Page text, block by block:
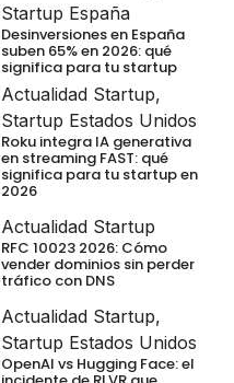
Startup España
Desinversiones en España
suben 65% en 2026: qué
significa para tu startup
Actualidad Startup,
Startup Estados Unidos
Roku integra IA generativa
en streaming FAST: qué
significa para tu startup en
2026
Actualidad Startup
RFC 10023 2026: Cómo
vender dominios sin perder
tráfico con DNS
Actualidad Startup,
Startup Estados Unidos
OpenAI vs Hugging Face: el